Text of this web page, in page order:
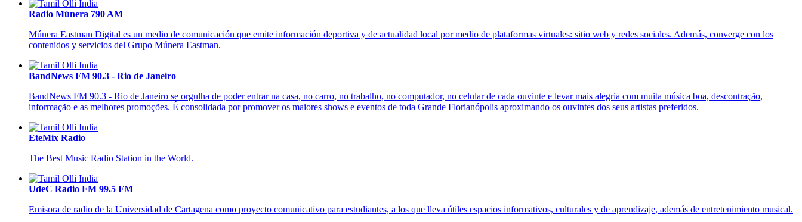
Radio Múnera 790 AM
Múnera Eastman Digital es un medio de comunicación que emite información deportiva y de actualidad local por medio de plataformas virtuales: sitio web y redes sociales. Además, converge con los
contenidos y servicios del Grupo Múnera Eastman.
BandNews FM 90.3 - Rio de Janeiro
BandNews FM 90.3 - Rio de Janeiro se orgulha de poder entrar na casa, no carro, no trabalho, no computador, no celular de cada ouvinte e levar mais alegria com muita música boa, descontração,
informação e as melhores promoções. É consolidada por promover os maiores shows e eventos de toda Grande Florianópolis aproximando os ouvintes dos seus artistas preferidos.
EteMix Radio
The Best Music Radio Station in the World.
UdeC Radio FM 99.5 FM
Emisora de radio de la Universidad de Cartagena como proyecto comunicativo para estudiantes, a los que lleva útiles espacios informativos, culturales y de aprendizaje, además de entretenimiento musical.